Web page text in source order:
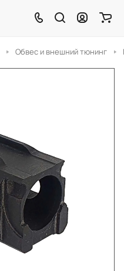
Обвес и внешний тюнинг